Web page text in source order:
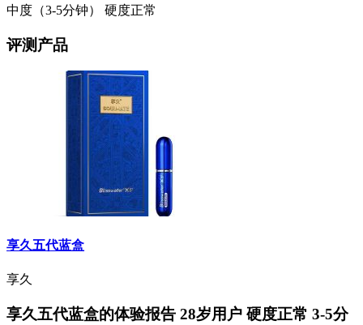
中度（3-5分钟） 硬度正常
评测产品
享久五代蓝盒
享久
享久五代蓝盒的体验报告 28岁用户 硬度正常 3-5分